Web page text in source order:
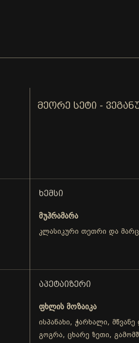
ᲛᲔᲝᲠᲔ ᲡᲔᲢᲘ -
ᲮᲔᲛᲡᲘ
მუჰრამარა
კლასიკური თეთრი და
ᲐᲞᲔᲢᲐᲘᲖᲔᲠᲘ
ფხლის მოზაიკა
ისპანახი, ჭარხალი,
გოგრა, ცხარე ზეთი,